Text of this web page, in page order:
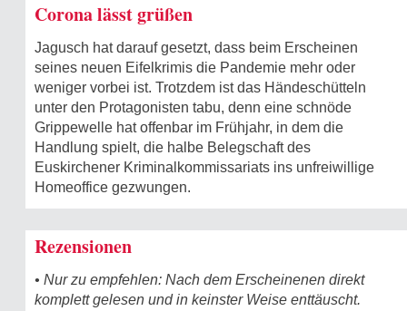
Corona lässt grüßen
Jagusch hat darauf gesetzt, dass beim Erscheinen
seines neuen Eifelkrimis die Pandemie mehr oder
weniger vorbei ist. Trotzdem ist das Händeschütteln
unter den Protagonisten tabu, denn eine schnöde
Grippewelle hat offenbar im Frühjahr, in dem die
Handlung spielt, die halbe Belegschaft des
Euskirchener Kriminalkommissariats ins unfreiwillige
Homeoffice gezwungen.
Rezensionen
• Nur zu empfehlen: Nach dem Erscheinenen direkt
komplett gelesen und in keinster Weise enttäuscht.